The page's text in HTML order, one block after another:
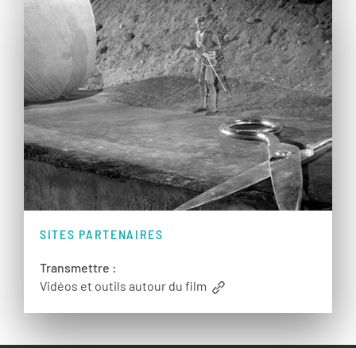
SITES PARTENAIRES
Transmettre :
Vidéos et outils autour du film